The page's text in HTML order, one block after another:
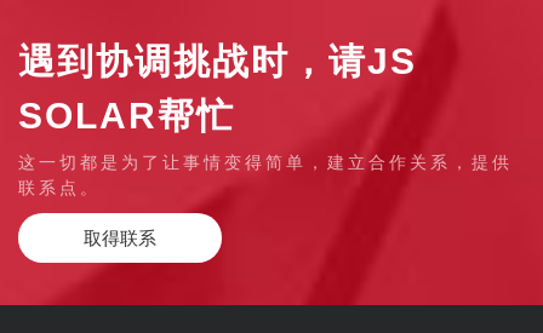
遇到协调挑战时，请JS
SOLAR帮忙
这一切都是为了让事情变得简单，建立合作关系，提供
联系点。
取得联系